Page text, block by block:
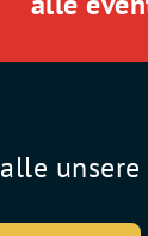
alle